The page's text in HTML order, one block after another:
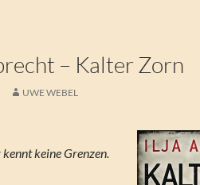
– Kalter Zorn
UWE WEBEL
keine Grenzen.